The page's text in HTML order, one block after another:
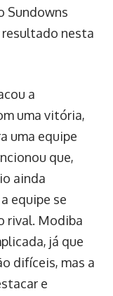
Sundowns
resultado nesta
a
uma vitória,
uma equipe
que,
ainda
equipe se
rival. Modiba
já que
difíceis, mas a
e